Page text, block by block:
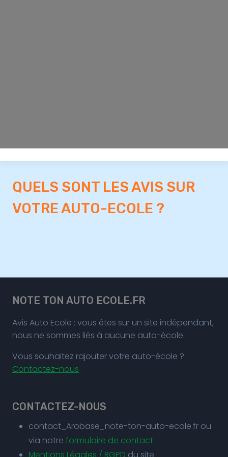
QUELS SONT LES AVIS SUR
VOTRE AUTO-ECOLE ?
NOTE TON AUTO ECOLE.FR
Avis Auto Ecole : vous êtes sur un site indépendant,
nous ne sommes liés à aucune auto-école.
Vous souhaitez rajouter votre auto-école ?
Contactez-nous
CONTACTEZ-NOUS
contact_Arobase_note-ton-auto-ecole.fr ou
via notre formulaire de contact
Mentions Légales / RGPD du site